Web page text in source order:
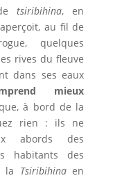
detsiribihina, en
au fil de
quelques
rives du fleuve
dans ses eaux
mieux
à bord de la
rien : ils ne
abords des
habitants des
la Tsiribihinaen